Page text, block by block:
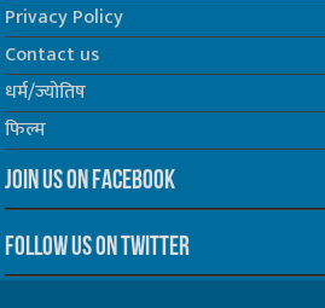
Privacy Policy
Contact us
धर्म/ज्योतिष
फिल्म
Join us on Facebook
Follow us on Twitter